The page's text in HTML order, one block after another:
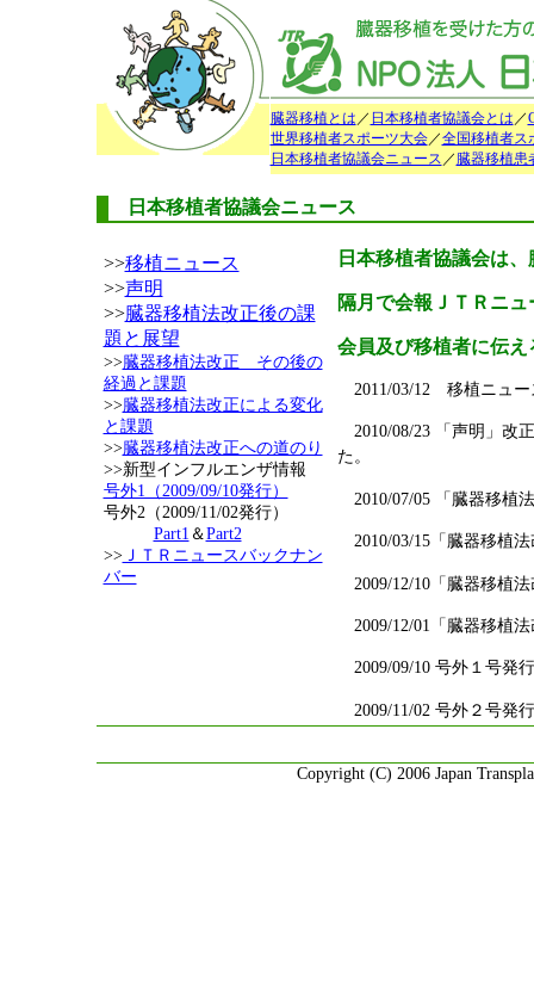
臓器移植とは ／ 日本移植者協議会とは ／
世界移植者スポーツ大会／全国移植者ス
日本移植者協議会ニュース ／ 臓器移植患
日本移植者協議会ニュース
>>移植ニュース
>>声明
>>臓器移植法改正後の課
題と展望
>>臓器移植法改正 その後の
経過と課題
>>臓器移植法改正による変化
と課題
>>臓器移植法改正への道のり
>>新型インフルエンザ情報
号外1（2009/09/10発行）
号外2（2009/11/02発行）
Part1 ＆Part2
>>ＪＴＲニュースバックナン
バー
日本移植者協議会は
隔月で会報ＪＴＲニ
会員及び移植者に伝
2011/03/12 移植ニュ
2010/08/23 「声明」改
た。
2010/07/05 「臓器移植
2010/03/15「臓器移植
2009/12/10「臓器移植
2009/12/01「 臓器移植
2009/09/10 号外１号発行
2009/11/02 号外２号発行
Copyright (C) 2006 Japan